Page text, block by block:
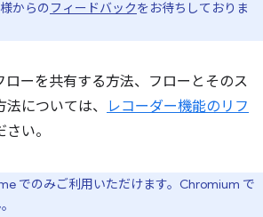
からの フィードバックをお待ちしておりま
ローを共有する方法、フローとそのス
については、
レコーダー機能のリフ
い。
でのみご利用いただけます。Chromium で